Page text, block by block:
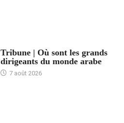
Tribune | Où sont les grands
dirigeants du monde arabe
7 août 2026